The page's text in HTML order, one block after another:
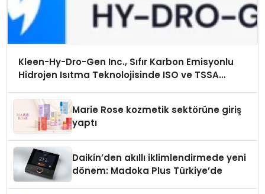
Kleen-Hy-Dro-Gen Inc., Sıfır Karbon Emisyonlu
Hidrojen Isıtma Teknolojisinde ISO ve TSSA
Marie Rose kozmetik sektörüne giriş
yaptı
Daikin’den akıllı iklimlendirmede yeni
dönem: Madoka Plus Türkiye’de